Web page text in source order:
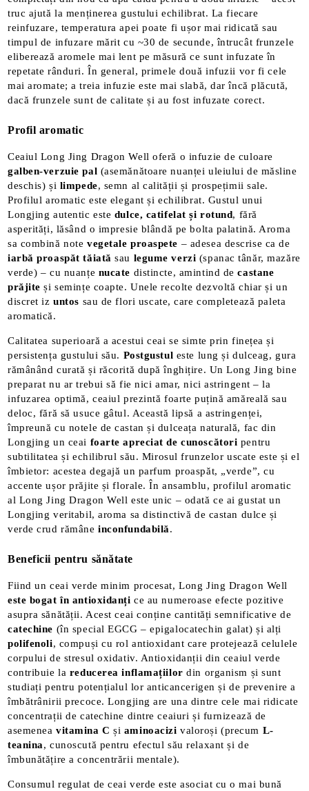
truc ajută la menținerea gustului echilibrat​. La fiecare
reinfuzare, temperatura apei poate fi ușor mai ridicată sau
timpul de infuzare mărit cu ~30 de secunde, întrucât frunzele
eliberează aromele mai lent pe măsură ce sunt infuzate în
repetate rânduri​. În general, primele două infuzii vor fi cele
mai aromate; a treia infuzie este mai slabă, dar încă plăcută,
dacă frunzele sunt de calitate și au fost infuzate corect.
Profil aromatic
Ceaiul Long Jing Dragon Well oferă o infuzie de culoare
galben-verzuie pal (asemănătoare nuanței uleiului de măsline
deschis) și limpede, semn al calității și prospețimii sale.
Profilul aromatic este elegant și echilibrat. Gustul unui
Longjing autentic este dulce, catifelat și rotund, fără
asperități, lăsând o impresie blândă pe bolta palatină​. Aroma
sa combină note vegetale proaspete – adesea descrise ca de
iarbă proaspăt tăiată sau legume verzi (spanac tânăr, mazăre
verde) – cu nuanțe nucate distincte, amintind decastane
prăjite și semințe coapte. Unele recolte dezvoltă chiar și un
discret izuntos sau de flori uscate, care completează paleta
aromatică​.
Calitatea superioară a acestui ceai se simte prin finețea și
persistența gustului său. Postgustul este lung și dulceag, gura
rămânând curată și răcorită după înghițire. Un Long Jing bine
preparat nu ar trebui să fie nici amar, nici astringent – la
infuzarea optimă, ceaiul prezintă foarte puțină amăreală sau
deloc, fără să usuce gâtul​. Această lipsă a astringenței,
împreună cu notele de castan și dulceața naturală, fac din
Longjing un ceai foarte apreciat de cunoscători pentru
subtilitatea și echilibrul său. Mirosul frunzelor uscate este și el
îmbietor: acestea degajă un parfum proaspăt, „verde”, cu
accente ușor prăjite și florale. În ansamblu, profilul aromatic
al Long Jing Dragon Well este unic – odată ce ai gustat un
Longjing veritabil, aroma sa distinctivă de castan dulce și
verde crud rămâneinconfundabilă​.
Beneficii pentru sănătate
Fiind un ceai verde minim procesat, Long Jing Dragon Well
este bogat în antioxidanți ce au numeroase efecte pozitive
asupra sănătății. Acest ceai conține cantități semnificative de
catechine (în special EGCG – epigalocatechin galat) și alți
polifenoli, compuși cu rol antioxidant care protejează celulele
corpului de stresul oxidativ. Antioxidanții din ceaiul verde
contribuie la reducerea inflamațiilor din organism și sunt
studiați pentru potențialul lor anticancerigen și de prevenire a
îmbătrânirii precoce. Longjing are una dintre cele mai ridicate
concentrații de catechine dintre ceaiuri și furnizează de
asemeneavitamina C și aminoacizi valoroși​ (precum L-
teanina, cunoscută pentru efectul său relaxant și de
îmbunătățire a concentrării mentale).
Consumul regulat de ceai verde este asociat cu o mai bună